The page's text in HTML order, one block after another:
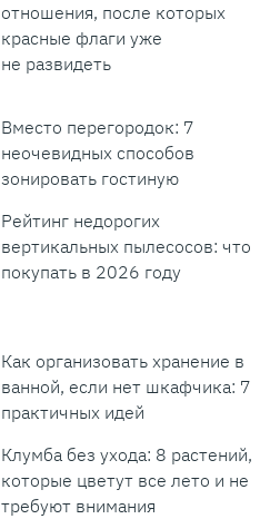
отношения, после которых
красные флаги уже
не развидеть
Вместо перегородок: 7
неочевидных способов
зонировать гостиную
Рейтинг недорогих
вертикальных пылесосов: что
покупать в 2026 году
Как организовать хранение в
ванной, если нет шкафчика: 7
практичных идей
Клумба без ухода: 8 растений,
которые цветут все лето и не
требуют внимания